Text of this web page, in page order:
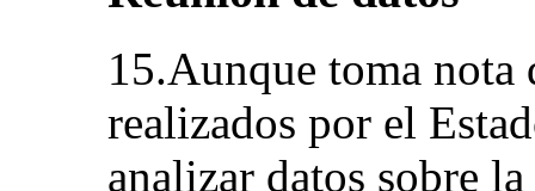
15.Aunque toma nota
realizados por el
analizar datos sobre